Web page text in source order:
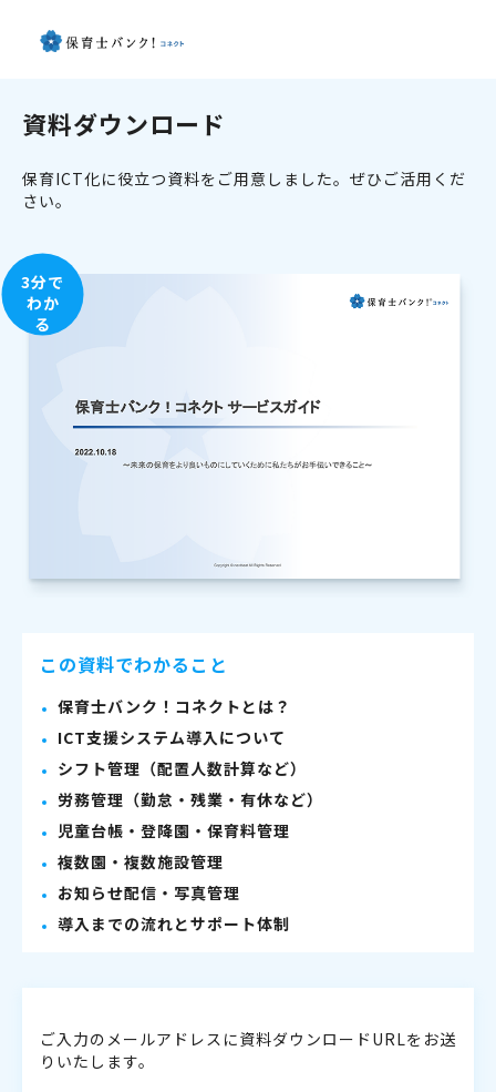
資料ダウンロード
保育ICT化に役立つ資料をご用意しました。ぜひご活用くだ
さい。
3分で
わか
る
この資料でわかること
保育士バンク！コネクトとは？
ICT支援システム導入について
シフト管理（配置人数計算など）
労務管理（勤怠・残業・有休など）
児童台帳・登降園・保育料管理
複数園・複数施設管理
お知らせ配信・写真管理
導入までの流れとサポート体制
ご入力のメールアドレスに資料ダウンロードURLをお送
りいたします。